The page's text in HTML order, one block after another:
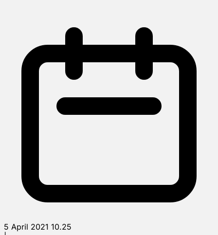
5 April 2021 10.25